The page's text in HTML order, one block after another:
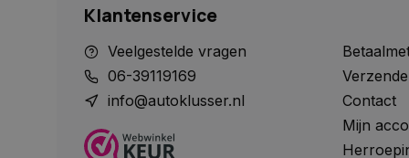
Klantenservice
Veelgestelde vragen
06-39119169
info@autoklusser.nl
Contact
Mijn
__cf_bm